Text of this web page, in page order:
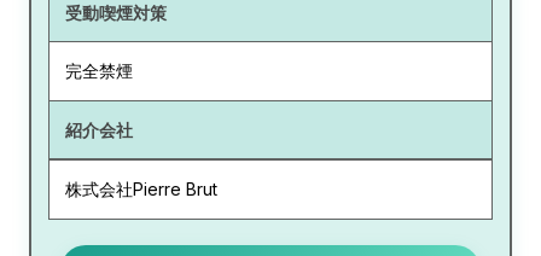
受動喫煙対策
完全禁煙
紹介会社
株式会社Pierre Brut